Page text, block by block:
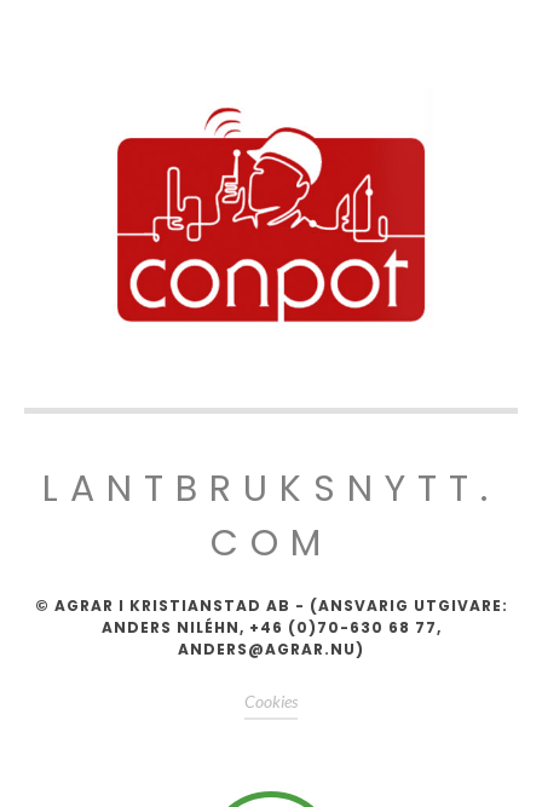
LANTBRUKSNYTT.
COM
© AGRAR I KRISTIANSTAD AB - (ANSVARIG UTGIVARE:
ANDERS NILÉHN, +46 (0)70-630 68 77,
ANDERS@AGRAR.NU)
Cookies